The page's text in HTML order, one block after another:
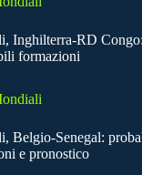
Inghilterra-RD
formazioni
Belgio-Senegal:
e pronostico